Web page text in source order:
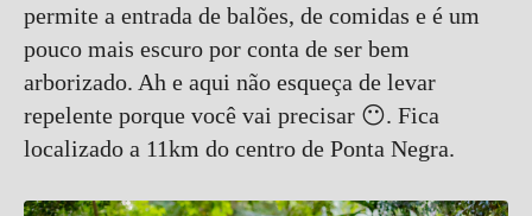
permite a entrada de balões, de comidas e é um
pouco mais escuro por conta de ser bem
arborizado. Ah e aqui não esqueça de levar
repelente porque você vai precisar 😶. Fica
localizado a 11km do centro de Ponta Negra.